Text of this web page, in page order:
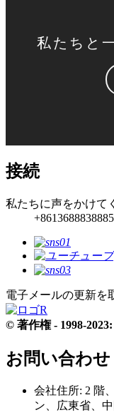
私たちと
接続
私たちに声をかけて
+8613688838885
電子メールの更新を
© 著作権 - 1998-
お問い合わせ
会社住所: 2 階
ン、広東省、